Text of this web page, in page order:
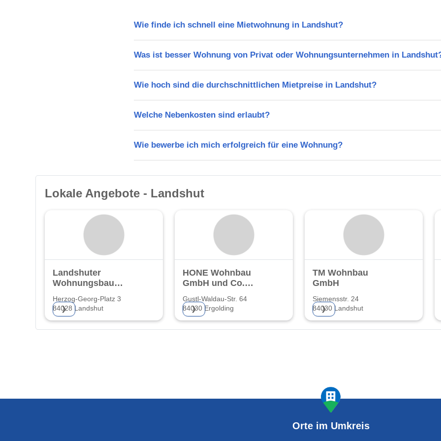
Wie finde ich schnell eine Mietwohnung in Landshut?
Was ist besser Wohnung von Privat oder Wohnungsunternehmen in
Wie hoch sind die durchschnittlichen Mietpreise in Landshut?
Welche Nebenkosten sind erlaubt?
Wie bewerbe ich mich erfolgreich für eine Wohnung?
Lokale Angebote - Landshut
Landshuter
Wohnungsbau
Herzog-Georg-Platz 3
84028 Landshut
❯
HONE Wohnbau
GmbH und Co.
Gustl-Waldau-Str. 64
84030 Ergolding
❯
TM Wohnbau
GmbH
Siemensstr. 24
84030 Landshut
❯
Orte im Umkreis